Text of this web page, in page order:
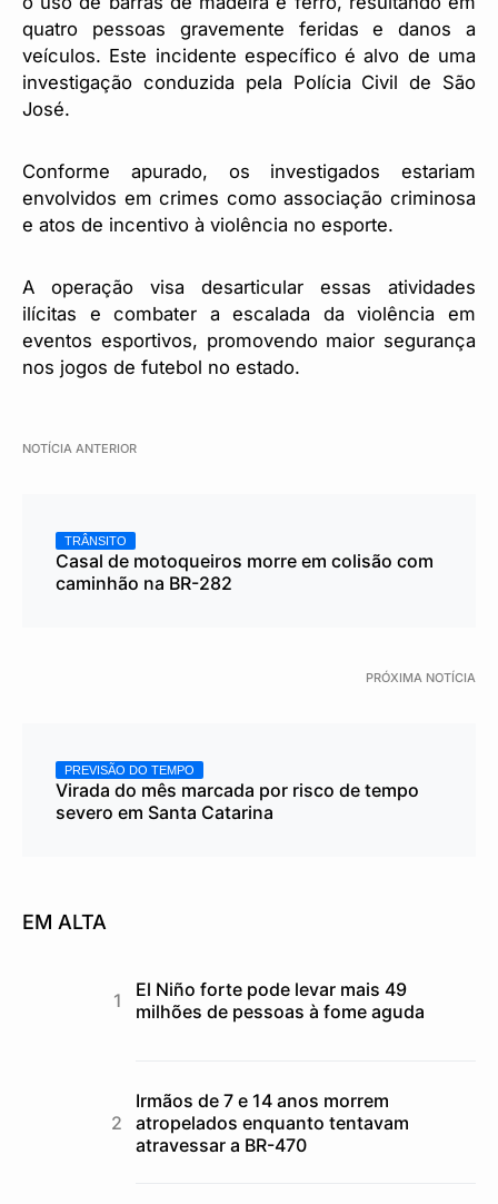
quatro pessoas gravemente feridas e danos a
veículos. Este incidente específico é alvo de uma
investigação conduzida pela Polícia Civil de São
José.
Conforme apurado, os investigados estariam
envolvidos em crimes como associação criminosa
e atos de incentivo à violência no esporte.
A operação visa desarticular essas atividades
ilícitas e combater a escalada da violência em
eventos esportivos, promovendo maior segurança
nos jogos de futebol no estado.
NOTÍCIA ANTERIOR
TRÂNSITO
Casal de motoqueiros morre em colisão com
caminhão na BR-282
PRÓXIMA NOTÍCIA
PREVISÃO DO TEMPO
Virada do mês marcada por risco de tempo
severo em Santa Catarina
EM ALTA
El Niño forte pode levar mais 49
milhões de pessoas à fome aguda
Irmãos de 7 e 14 anos morrem
atropelados enquanto tentavam
atravessar a BR-470